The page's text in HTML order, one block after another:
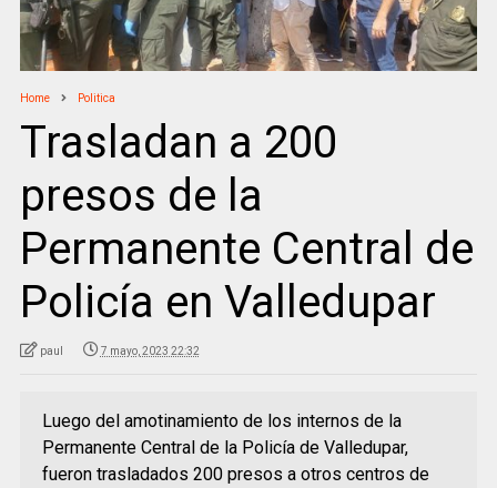
Home Politica
Trasladan a 200
presos de la
Permanente Central de
Policía en Valledupar
paul 7 mayo, 2023 22:32
Luego del amotinamiento de los internos de la
Permanente Central de la Policía de Valledupar,
fueron trasladados 200 presos a otros centros de